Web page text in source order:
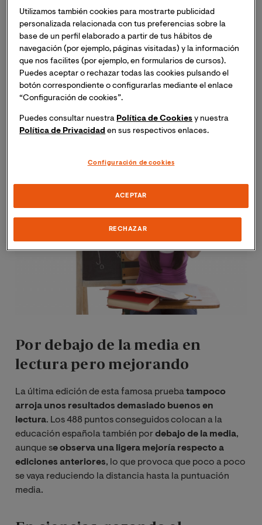
por encima de la media.
Según estas pruebas, la resolución de problemas
sería la competencia en la que los estudiantes
españoles encuentran mayores dificultades,
mientras que podrían orientarse correctamente en una
mapa para calcular la ruta más corta.
Por debajo de la media en
lectura pero mejorando
La última edición de esta famosa pruebatampoco
arroja unos resultados demasiado buenos en
lectura. Los 488 puntos conseguidos colocan a la
educación española también pordebajo de la media,
aunque se observa una ligera mejoría respecto a
ediciones anteriores, lo que provoca que poco a poco
se vaya reduciendo la distancia hasta la puntuación
media.
Utilizamos también cookies para mostrarte publicidad
personalizada relacionada con tus preferencias sobre la
base de un perfil elaborado a partir de tus hábitos de
navegación (por ejemplo, páginas visitadas) y la información
que nos facilites (por ejemplo, en formularios de cursos).
Puedes aceptar o rechazar todas las cookies pulsando el
botón correspondiente o configurarlas mediante el enlace
“Configuración de cookies”.
Puedes consultar nuestra Política de Cookies y nuestra
Política de Privacidad en sus respectivos enlaces.
Configuración de cookies
RECHAZAR
ACEPTAR